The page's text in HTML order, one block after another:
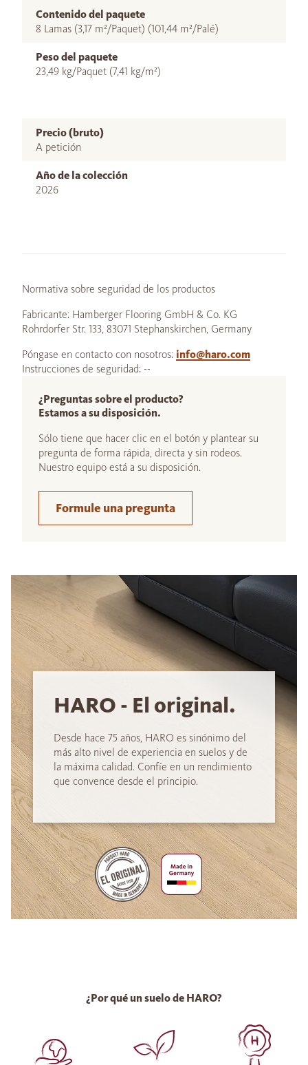
Contenido del paquete
8 Lamas (3,17 m²/Paquet) (101,44 m²/Palé)
Peso del paquete
23,49 kg/Paquet (7,41 kg/m²)
Precio (bruto)
A petición
Año de la colección
2026
Normativa sobre seguridad de los productos
Fabricante: Hamberger Flooring GmbH & Co. KG
Rohrdorfer Str. 133, 83071 Stephanskirchen, Germany
Póngase en contacto con nosotros: info@haro.com
Instrucciones de seguridad: --
¿Preguntas sobre el producto?
Estamos a su disposición.
Sólo tiene que hacer clic en el botón y plantear su
pregunta de forma rápida, directa y sin rodeos.
Nuestro equipo está a su disposición.
Formule una pregunta
HARO - El original.
Desde hace 75 años, HARO es sinónimo del
más alto nivel de experiencia en suelos y de
la máxima calidad. Confíe en un rendimiento
que convence desde el principio.
¿Por qué un suelo de HARO?